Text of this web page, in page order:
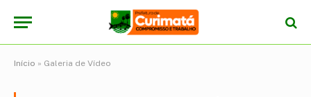
Início » Galeria de Vídeo